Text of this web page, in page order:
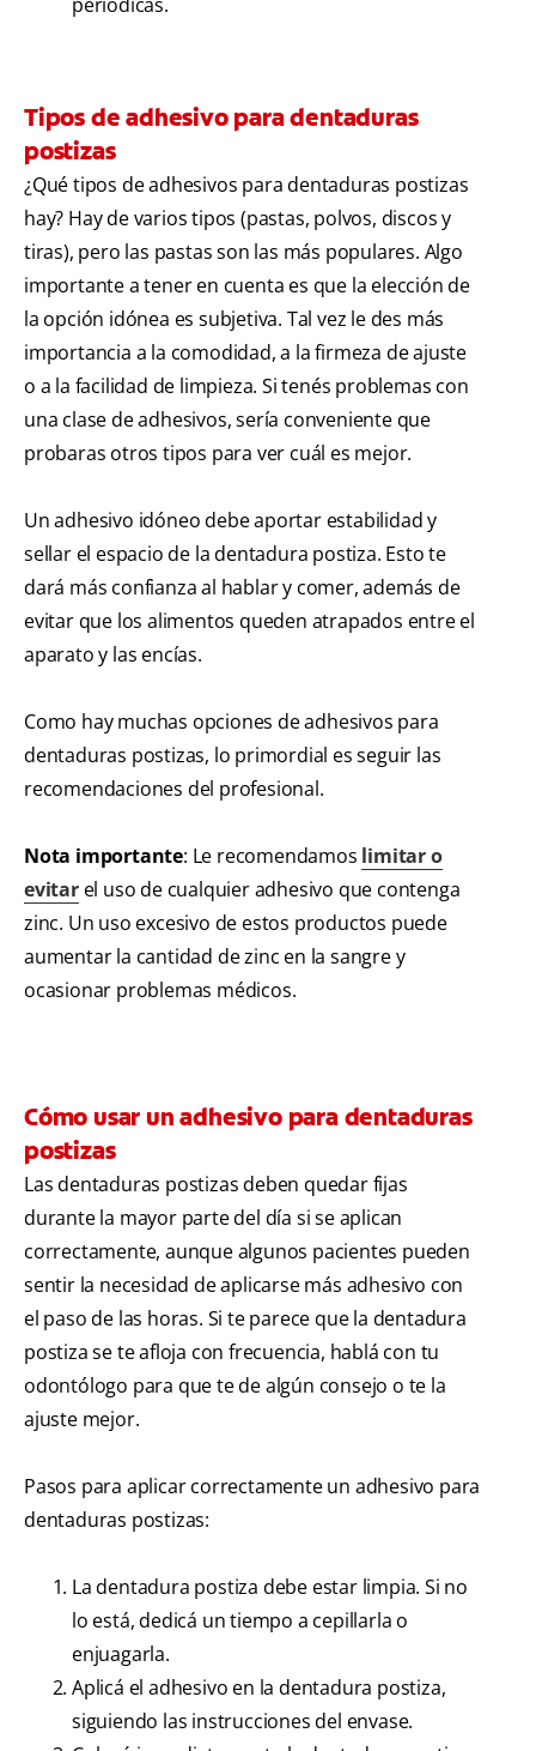
Tipos de adhesivo para dentaduras
postizas
¿Qué tipos de adhesivos para dentaduras postizas
hay? Hay de varios tipos (pastas, polvos, discos y
tiras), pero las pastas son las más populares. Algo
importante a tener en cuenta es que la elección de
la opción idónea es subjetiva. Tal vez le des más
importancia a la comodidad, a la firmeza de ajuste
o a la facilidad de limpieza. Si tenés problemas con
una clase de adhesivos, sería conveniente que
probaras otros tipos para ver cuál es mejor.
Un adhesivo idóneo debe aportar estabilidad y
sellar el espacio de la dentadura postiza. Esto te
dará más confianza al hablar y comer, además de
evitar que los alimentos queden atrapados entre el
aparato y las encías.
Como hay muchas opciones de adhesivos para
dentaduras postizas, lo primordial es seguir las
recomendaciones del profesional.
Nota importante: Le recomendamos limitar o
evitarel uso de cualquier adhesivo que contenga
zinc. Un uso excesivo de estos productos puede
aumentar la cantidad de zinc en la sangre y
ocasionar problemas médicos.
Cómo usar un adhesivo para dentaduras
postizas
Las dentaduras postizas deben quedar fijas
durante la mayor parte del día si se aplican
correctamente, aunque algunos pacientes pueden
sentir la necesidad de aplicarse más adhesivo con
el paso de las horas. Si te parece que la dentadura
postiza se te afloja con frecuencia, hablá con tu
odontólogo para que te de algún consejo o te la
ajuste mejor.
Pasos para aplicar correctamente un adhesivo para
dentaduras postizas:
La dentadura postiza debe estar limpia. Si no
lo está, dedicá un tiempo a cepillarla o
enjuagarla.
Aplicá el adhesivo en la dentadura postiza,
siguiendo las instrucciones del envase.